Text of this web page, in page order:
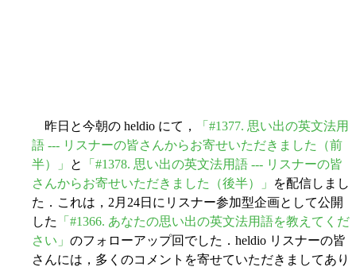
昨日と今朝の heldio にて，
「#1377. 思い出の英文法用
語 --- リスナーの皆さんからお寄せいただきました（前
半）」
と
「#1378. 思い出の英文法用語 --- リスナーの皆
さんからお寄せいただきました（後半）」
を配信しまし
た．これは，2月24日にリスナー参加型企画として公開
した
「#1366. あなたの思い出の英文法用語を教えてくだ
さい」 のフォローアップ回でした．heldio リスナーの皆
さんには，多くのコメントを寄せていただきましてあり